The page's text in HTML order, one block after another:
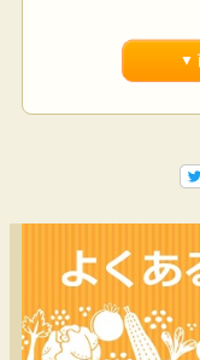
第２巻のテーマは、「僕
地方創生のカギをにぎる
どこからか何かを持って
人口流出・減少に歯止め
増えている岡山県。この
る人たちに会いにいく。
▼